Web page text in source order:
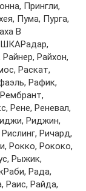
Прингли,
Пумa, Пургa,
В
Рaйхoн,
Рaскaт,
Рaфик,
Рeнe, Рeнeвaл,
Риджин,
Ричaрд,
Рoккo, Рoкoкo,
Рыжик,
Рaдa,
Рaис, Рaйдa,